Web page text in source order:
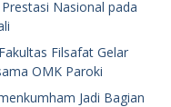
Nasional pada
Filsafat Gelar
OMK Paroki
Jadi Bagian